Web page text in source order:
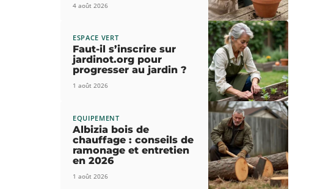
4 août 2026
ESPACE VERT
Faut-il s’inscrire sur
jardinot.org pour
progresser au jardin ?
1 août 2026
EQUIPEMENT
Albizia bois de
chauffage : conseils de
ramonage et entretien
en 2026
1 août 2026